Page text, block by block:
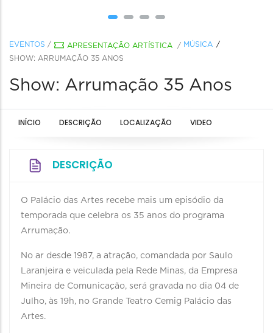
EVENTOS / APRESENTAÇÃO ARTÍSTICA / MÚSICA
SHOW: ARRUMAÇÃO 35 ANOS
Show: Arrumação 35 Anos
INÍCIO DESCRIÇÃO LOCALIZAÇÃO VIDEO
DESCRIÇÃO
O Palácio das Artes recebe mais um episódio da
temporada que celebra os 35 anos do programa
Arrumação.
No ar desde 1987, a atração, comandada por Saulo
Laranjeira e veiculada pela Rede Minas, da Empresa
Mineira de Comunicação, será gravada no dia 04 de
Julho, às 19h, no Grande Teatro Cemig Palácio das
Artes.